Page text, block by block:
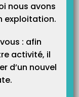
nous avons
exploitation.
: afin
activité, il
d’un nouvel